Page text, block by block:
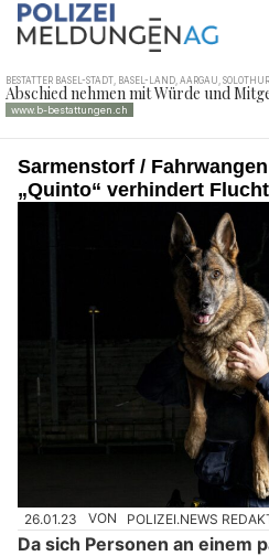
Sarmenstorf /
„Quinto“ verhindert Flucht
26.01.23 VON POLIZEI.NEWS
Da sich Personen an einem